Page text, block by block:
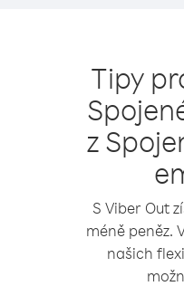
Tipy
z
S Viber Out
méně peněz.
našich